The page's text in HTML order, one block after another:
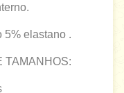
5% elastano .
TAMANHOS: